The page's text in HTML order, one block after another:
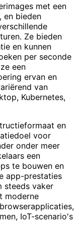
met een
en bieden
Ze bieden
en kunnen
per seconde
een
ervan en
van
Kubernetes,
en
voor
onder meer
een
te bouwen en
app-prestaties
steeds vaker
moderne
IoT-scenario's